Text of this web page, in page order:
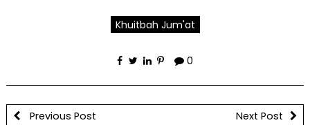
Khuitbah Jum'at
0
Previous Post Next Post